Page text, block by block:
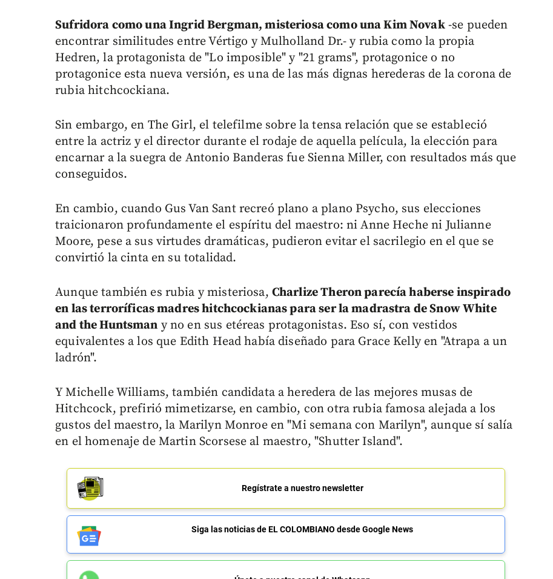
Sufridora como una Ingrid Bergman, misteriosa como una Kim Novak-se pueden
encontrar similitudes entre Vértigo y Mulholland Dr.- y rubia como la propia
Hedren, la protagonista de "Lo imposible" y "21 grams", protagonice o no
protagonice esta nueva versión, es una de las más dignas herederas de la corona de
rubia hitchcockiana.
Sin embargo, en The Girl, el telefilme sobre la tensa relación que se estableció
entre la actriz y el director durante el rodaje de aquella película, la elección para
encarnar a la suegra de Antonio Banderas fue Sienna Miller, con resultados más que
conseguidos.
En cambio, cuando Gus Van Sant recreó plano a plano Psycho, sus elecciones
traicionaron profundamente el espíritu del maestro: ni Anne Heche ni Julianne
Moore, pese a sus virtudes dramáticas, pudieron evitar el sacrilegio en el que se
convirtió la cinta en su totalidad.
Aunque también es rubia y misteriosa, Charlize Theron parecía haberse inspirado
en las terroríficas madres hitchcockianas para ser la madrastra de Snow White
and the Huntsman y no en sus etéreas protagonistas. Eso sí, con vestidos
equivalentes a los que Edith Head había diseñado para Grace Kelly en "Atrapa a un
ladrón".
Y Michelle Williams, también candidata a heredera de las mejores musas de
Hitchcock, prefirió mimetizarse, en cambio, con otra rubia famosa alejada a los
gustos del maestro, la Marilyn Monroe en "Mi semana con Marilyn", aunque sí salía
en el homenaje de Martin Scorsese al maestro, "Shutter Island".
Regístrate a nuestro newsletter
Siga las noticias de EL COLOMBIANO desde Google News